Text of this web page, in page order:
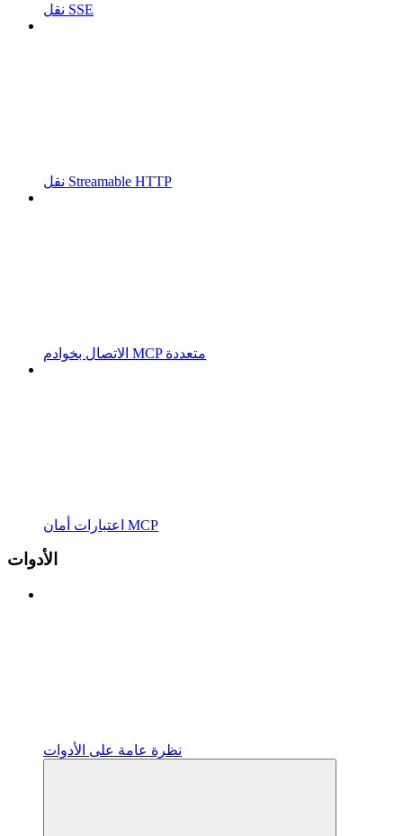
نقل SSE
نقل Streamable HTTP
الاتصال بخوادم MCP متعددة
اعتبارات أمان MCP
الأدوات
نظرة عامة على الأدوات